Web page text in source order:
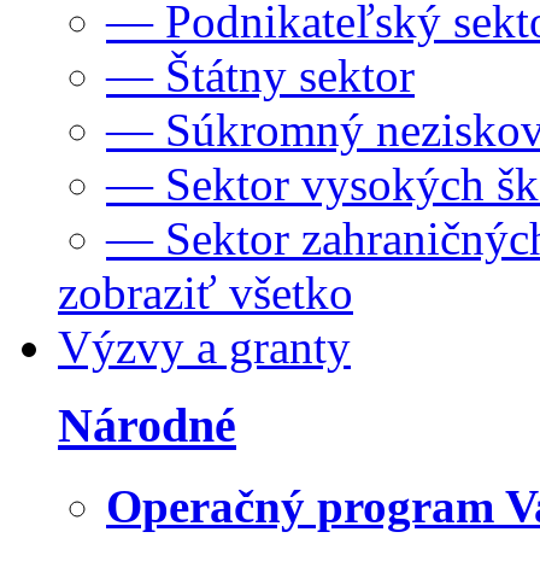
— Podnikateľský
— Štátny sektor
— Súkromný
— Sektor vysokých
— Sektor
zobraziť všetko
Výzvy a granty
Národné
Operačný program